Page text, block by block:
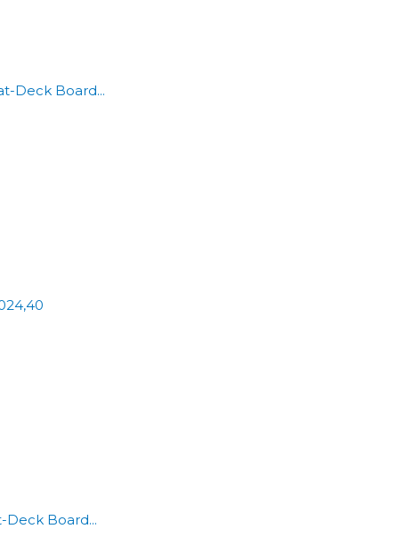
Deck Board...
Deck Board...